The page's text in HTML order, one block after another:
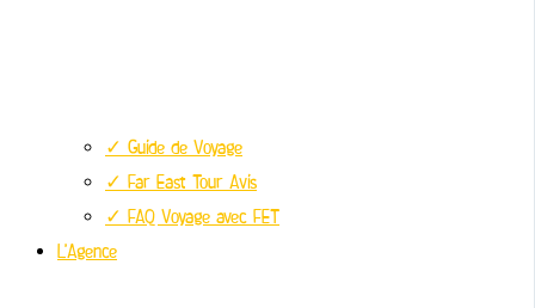
✓ Guide de Voyage
✓ Far East Tour Avis
✓ FAQ Voyage avec FET
L’Agence